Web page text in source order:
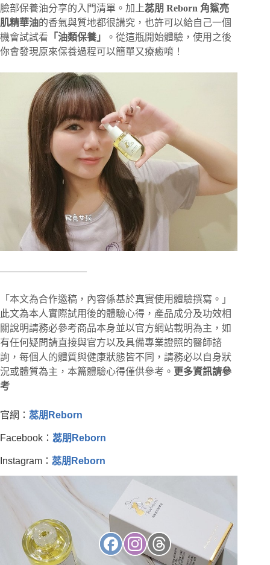
臉部保養油分享的入門清單。加上蕊朋 Reborn 角鯊亮
肌精華油的香氣與質地都很講究，也許可以給自己一個
機會試試看 「油類保養」
。從這瓶開始體驗，使用之後
你會發現原來保養過程可以簡單又療癒唷️！
—————————
「本文為合作邀稿，內容係基於真實使用體驗撰寫。」
此文為本人實際試用後的體驗心得，產品成分及功效相
關說明請務必參考商品本身並以官方網站載明為主，如
有任何疑問請直接與官方以及具備專業證照的醫師諮
詢，每個人的體質與健康狀態皆不同，請務必以自身狀
況或體質為主，本篇體驗心得僅供參考。 更多資訊請參
考
官網： 蕊朋Reborn
Facebook： 蕊朋Reborn
Instagram： 蕊朋Reborn